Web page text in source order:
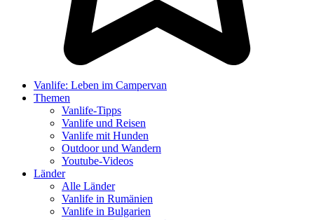
Vanlife: Leben im Campervan
Themen
Vanlife-Tipps
Vanlife und Reisen
Vanlife mit Hunden
Outdoor und Wandern
Youtube-Videos
Länder
Alle Länder
Vanlife in Rumänien
Vanlife in Bulgarien